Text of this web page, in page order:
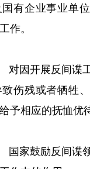
有企业事业单
作。
对因开展反间谍
伤残或者牺牲
予相应的抚恤优待
国家鼓励反间谍